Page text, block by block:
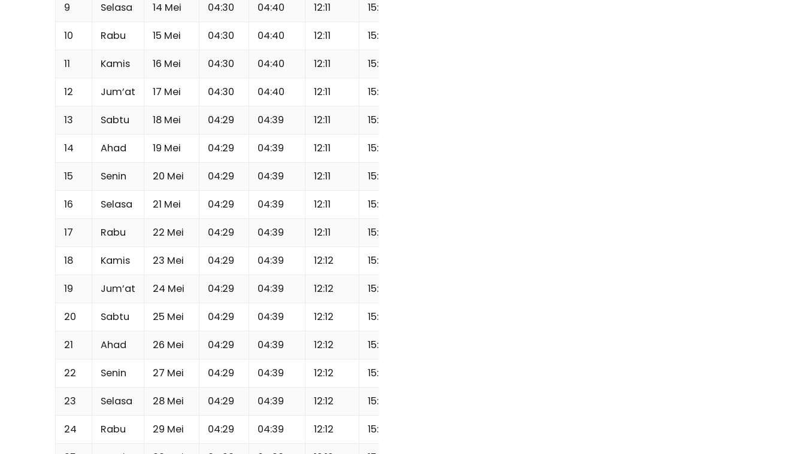
9 Selasa 14 Mei 04:30 04:40 12:11 15:32
10 Rabu 15 Mei 04:30 04:40 12:11 15:32
11 Kamis 16 Mei 04:30 04:40 12:11 15:32
12 Jum’at 17 Mei 04:30 04:40 12:11 15:33
13 Sabtu 18 Mei 04:29 04:39 12:11 15:33
14 Ahad 19 Mei 04:29 04:39 12:11 15:33
15 Senin 20 Mei 04:29 04:39 12:11 15:33
16 Selasa 21 Mei 04:29 04:39 12:11 15:34
17 Rabu 22 Mei 04:29 04:39 12:11 15:34
18 Kamis 23 Mei 04:29 04:39 12:12 15:34
19 Jum’at 24 Mei 04:29 04:39 12:12 15:34
20 Sabtu 25 Mei 04:29 04:39 12:12 15:35
21 Ahad 26 Mei 04:29 04:39 12:12 15:35
22 Senin 27 Mei 04:29 04:39 12:12 15:35
23 Selasa 28 Mei 04:29 04:39 12:12 15:35
24 Rabu 29 Mei 04:29 04:39 12:12 15:36